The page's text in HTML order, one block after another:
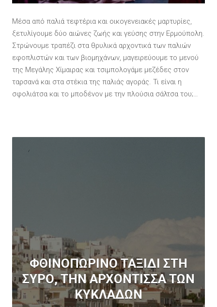
Μέσα από παλιά τεφτέρια και οικογενειακές μαρτυρίες,
ξετυλίγουμε δύο αιώνες ζωής και γεύσης στην Ερμούπολη.
Στρώνουμε τραπέζι στα θρυλικά αρχοντικά των παλιών
εφοπλιστών και των βιομηχάνων, μαγειρεύουμε το μενού
της Μεγάλης Χίμαιρας και τσιμπολογάμε μεζέδες στον
ταρσανά και στα στέκια της παλιάς αγοράς. Τι είναι η
σφολιάτσα και το μποδένον με την πλούσια σάλτσα του;…
ΦΘΙΝΟΠΩΡΙΝΟ ΤΑΞΙΔΙ ΣΤΗ
ΣΥΡΟ, ΤΗΝ ΑΡΧΟΝΤΙΣΣΑ ΤΩΝ
ΚΥΚΛΑΔΩΝ